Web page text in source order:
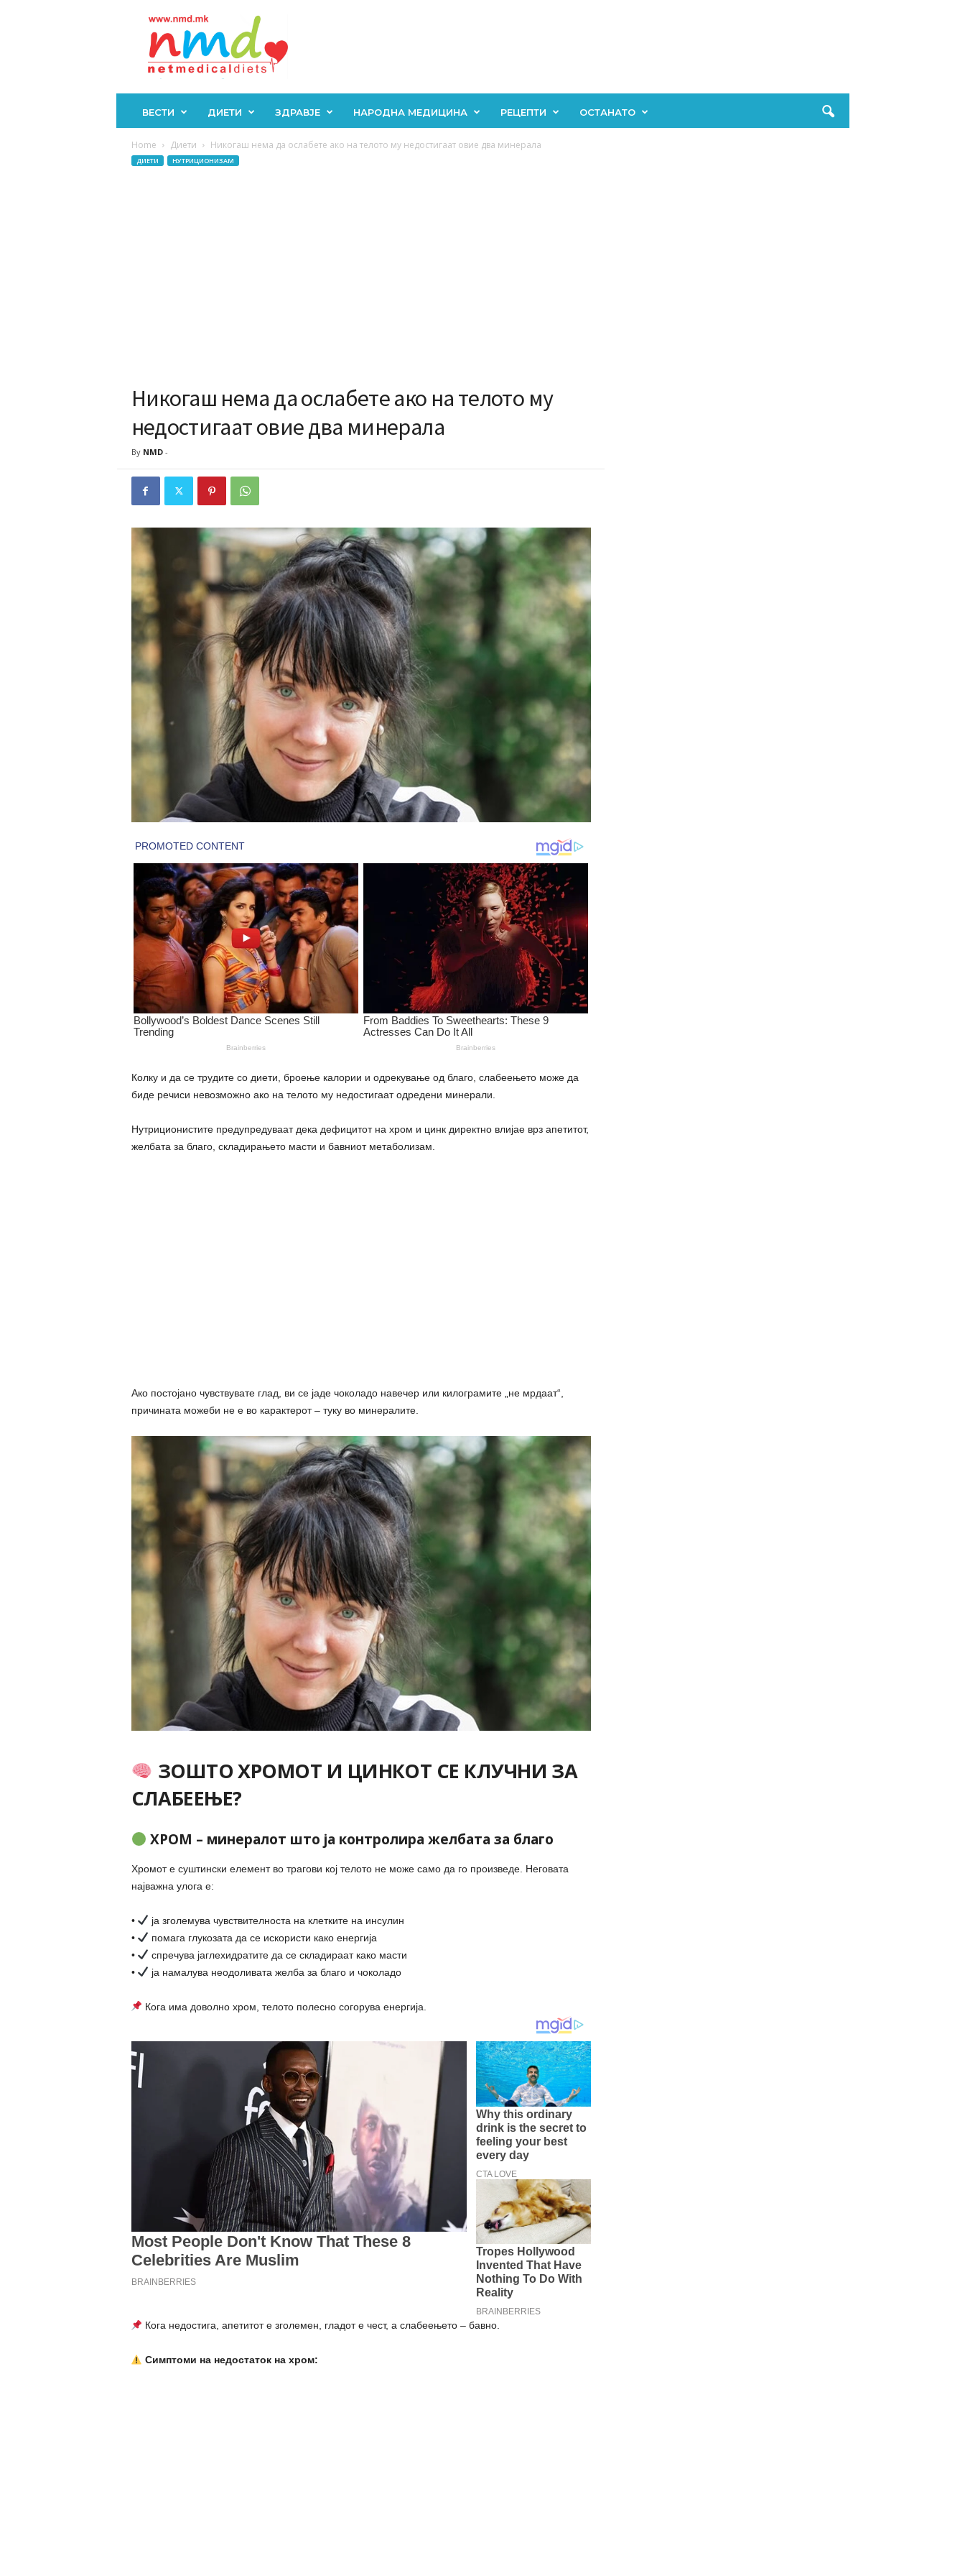
ВЕСТИ ДИЕТИ ЗДРАВЈЕ НАРОДНА МЕДИЦИНА РЕЦЕПТИ ОСТАНАТО
Home Диети Никогаш нема да ослабете ако на телото му недостигаат овие два минерала
ДИЕТИ НУТРИЦИОНИЗАМ
Никогаш нема да ослабете ако на телото му
недостигаат овие два минерала
By NMD-
Колку и да се трудите со диети, броење калории и одрекување од благо, слабеењето може да
биде речиси невозможно ако на телото му недостигаат одредени минерали.
Нутриционистите предупредуваат дека дефицитот на хром и цинк директно влијае врз апетитот,
желбата за благо, складирањето масти и бавниот метаболизам.
Ако постојано чувствувате глад, ви се јаде чоколадо навечер или килограмите „не мрдаат“,
причината можеби не е во карактерот – туку во минералите.
ЗОШТО ХРОМОТ И ЦИНКОТ СЕ КЛУЧНИ ЗА
СЛАБЕЕЊЕ?
ХРОМ – минералот што ја контролира желбата за благо
Хромот е суштински елемент во трагови кој телото не може само да го произведе. Неговата
најважна улога е:
•
ја зголемува чувствителноста на клетките на инсулин
•
помага глукозата да се искористи како енергија
•
спречува јаглехидратите да се складираат како масти
•
ја намалува неодоливата желба за благо и чоколадо
Кога има доволно хром, телото полесно согорува енергија.
Кога недостига, апетитот е зголемен, гладот е чест, а слабеењето – бавно.
Симптоми на недостаток на хром: